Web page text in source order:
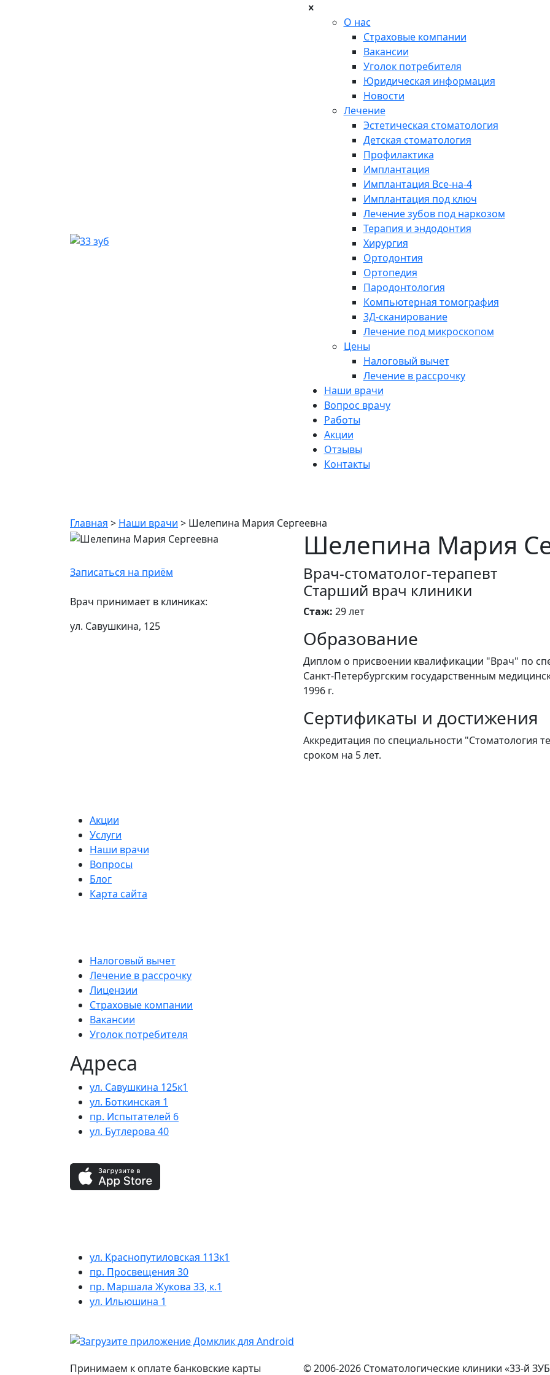
О нас
Страховые компании
Вакансии
Уголок потребителя
Юридическая информация
Новости
Лечение
Эстетическая стоматология
Детская стоматология
Профилактика
Имплантация
Имплантация Все-на-4
Имплантация под ключ
Лечение зубов под наркозом
Терапия и эндодонтия
Хирургия
Ортодонтия
Ортопедия
Пародонтология
Компьютерная томография
3Д-сканирование
Лечение под микроскопом
Цены
Налоговый вычет
Лечение в рассрочку
Наши врачи
Вопрос врачу
Работы
Акции
Отзывы
Контакты
Главная > Наши врачи > Шелепина Мария Сергеевна
Записаться на приём
Врач принимает в клиниках:
ул. Савушкина, 125
Шелепина Мария
Врач-стоматолог-терапевт
Старший врач клиники
Стаж: 29 лет
Образование
Диплом о присвоении квалификации "Врач" по
Санкт-Петербургским государственным
1996 г.
Сертификаты и достижения
Аккредитация по специальности "Стоматология
сроком на 5 лет.
Акции
Услуги
Наши врачи
Вопросы
Блог
Карта сайта
Налоговый вычет
Лечение в рассрочку
Лицензии
Страховые компании
Вакансии
Уголок потребителя
Адреса
ул. Савушкина 125к1
ул. Боткинская 1
пр. Испытателей 6
ул. Бутлерова 40
ул. Краснопутиловская 113к1
пр. Просвещения 30
пр. Маршала Жукова 33, к.1
ул. Ильюшина 1
Принимаем к оплате банковские карты © 2006-2026 Стоматологические клиники «33-й